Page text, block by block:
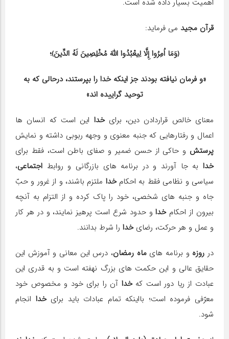
اهمیت بسیار داده شده است.
قرآن مجید می فرماید:
﴿وَمَا اُمِرُوا إِلَّا لِیعْبُدُوا اللّٰهَ مُخْلِصِینَ لَهُ الدِّینَ﴾؛
«و فرمان نیافته بودند جز اینكه خدا را بپرستند، درحالی كه به
توحید گراییده اند»
معنای خالص قراردادن دین، برایخدا این است كه انسان ها
اعمال و رفتارهایی كه جنبه معنوی و وجهه ربوبی داشته و نمایش
پرستش و حاكی از حسن ضمیر و صفای باطن است، فقط برای
خدا به جا آورند و در برنامه های بازرگانی و روابط اجتماعی،
سیاسی و نظامی فقط به احكامخدا ملتزم باشند، و از غرور و حبّ
جاه و جنبه های شخصی، خود را پاك كرده و از التزام به آنچه
بیرون از احكامخداو حدود شرع است پرهیز نمایند، و در هر كار
و عمل و هر حركت، رضایخدا را شرط بدانند.
در روزه و برنامه هایماه رمضان، درس این معانی و آموزش این
حقایق عالی و این حكمت های بزرگ نهفته است و به قدری این
عبادت از ریا دور است كهخدا آن را برای خود و مخصوص خود
معرّفی فرموده است؛ بااینكه تمام عبادات باید برایخدا انجام
شود.